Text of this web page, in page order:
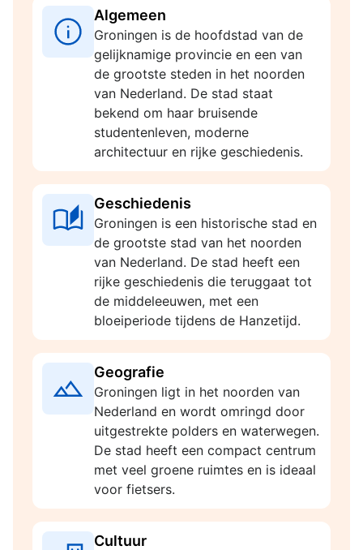
Algemeen
Groningen is de hoofdstad van de
gelijknamige provincie en een van
de grootste steden in het noorden
van Nederland. De stad staat
bekend om haar bruisende
studentenleven, moderne
architectuur en rijke geschiedenis.
Geschiedenis
Groningen is een historische stad en
de grootste stad van het noorden
van Nederland. De stad heeft een
rijke geschiedenis die teruggaat tot
de middeleeuwen, met een
bloeiperiode tijdens de Hanzetijd.
Geografie
Groningen ligt in het noorden van
Nederland en wordt omringd door
uitgestrekte polders en waterwegen.
De stad heeft een compact centrum
met veel groene ruimtes en is ideaal
voor fietsers.
Cultuur